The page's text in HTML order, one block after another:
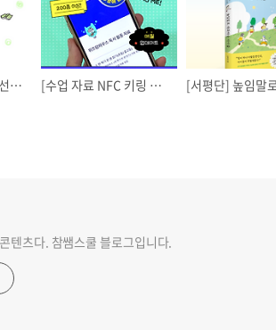
📚 『카리스마 제로 선생님의 기적의 논어 대화법』 교사 서평단 모집 [수업 자료 NFC 키링 받기] 뉴스레터 부엉이 🦉숲속 구독 이벤트
텐츠다. 참쌤스쿨 블로그입니다.